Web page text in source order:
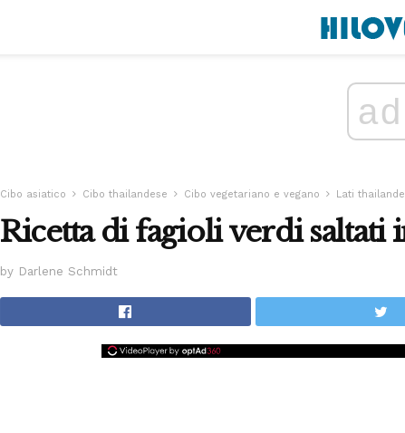
ad
Cibo asiatico Cibo thailandese Cibo vegetariano e vegano Lati
Ricetta di fagioli verdi saltati
by Darlene Schmidt